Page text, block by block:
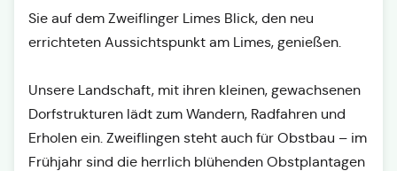
Sie auf dem Zweiflinger Limes Blick, den neu
errichteten Aussichtspunkt am Limes, genießen.
Unsere Landschaft, mit ihren kleinen, gewachsenen
Dorfstrukturen lädt zum Wandern, Radfahren und
Erholen ein. Zweiflingen steht auch für Obstbau – im
Frühjahr sind die herrlich blühenden Obstplantagen